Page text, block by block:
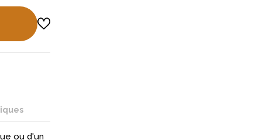
ou d'un